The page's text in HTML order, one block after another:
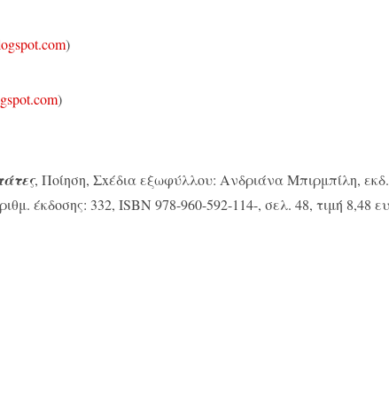
)
)
, Ποίηση, Σxέδια εξωφύλλου: Ανδριάνα Μπιρμπίλη, εκδ.
έκδοσης: 332, ISBN 978-960-592-114-, σελ. 48, τιμή 8,48